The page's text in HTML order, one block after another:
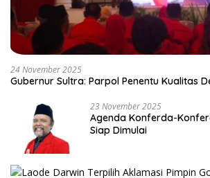
24 November 2025
Gubernur Sultra: Parpol Penentu Kualitas
23 November 2025
Agenda Konferda-
Siap Dimulai